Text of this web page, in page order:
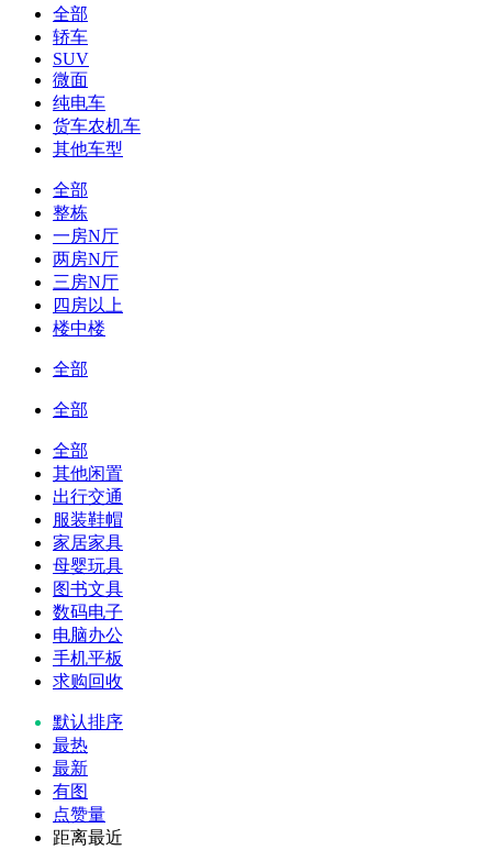
全部
轿车
SUV
微面
纯电车
货车农机车
其他车型
全部
整栋
一房N厅
两房N厅
三房N厅
四房以上
楼中楼
全部
全部
全部
其他闲置
出行交通
服装鞋帽
家居家具
母婴玩具
图书文具
数码电子
电脑办公
手机平板
求购回收
默认排序
最热
最新
有图
点赞量
距离最近